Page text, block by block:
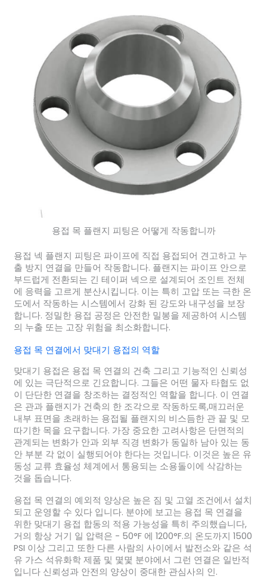
용접 목 플랜지 피팅은 어떻게 작동합니까
용접 넥 플랜지 피팅은 파이프에 직접 용접되어 견고하고 누
출 방지 연결을 만들어 작동합니다. 플랜지는 파이프 안으로
부드럽게 전환되는 긴 테이퍼 넥으로 설계되어 조인트 전체
에 응력을 고르게 분산시킵니다. 이는 특히 고압 또는 극한 온
도에서 작동하는 시스템에서 강화 된 강도와 내구성을 보장
합니다. 정밀한 용접 공정은 안전한 밀봉을 제공하여 시스템
의 누출 또는 고장 위험을 최소화합니다.
용접 목 연결에서 맞대기 용접의 역할
맞대기 용접은 용접 목 연결의 건축 그리고 기능적인 신뢰성
에 있는 극단적으로 긴요합니다. 그들은 어떤 물자 타협도 없
이 단단한 연결을 창조하는 결정적인 역할을 합니다. 이 연결
은 관과 플랜지가 건축의 한 조각으로 작동하도록,매끄러운
내부 표면을 초래하는 용접될 플랜지의 비스듬한 관 끝 및 모
따기한 목을 요구합니다. 가장 중요한 고려사항은 단면적의
관계되는 변화가 안과 외부 직경 변화가 동일하 남아 있는 동
안 부분 각 없이 실행되어야 한다는 것입니다. 이것은 높은 유
동성 교류 효율성 체계에서 통용되는 소용돌이에 삭감하는
것을 돕습니다.
용접 목 연결의 예외적 양상은 높은 짐 및 고열 조건에서 설치
되고 운영할 수 있다 입니다. 분야에 보고는 용접 목 연결을
위한 맞대기 용접 합동의 적용 가능성을 특히 주의했습니다,
거의 항상 거기 일 압력은 - 50°F 에 1200°F.의 온도까지 1500
PSI 이상 그리고 또한 다른 사람의 사이에서 발전소와 같은 석
유 가스 석유화학 제품 및 몇몇 분야에서 그런 연결은 일반적
입니다 신뢰성과 안전의 양상이 중대한 관심사의 인.